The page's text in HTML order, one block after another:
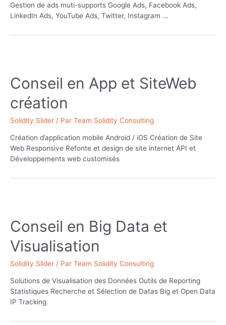
Gestion de ads muti-supports Google Ads, Facebook Ads,
LinkedIn Ads, YouTube Ads, Twitter, Instagram …
Conseil en App et SiteWeb
création
Solidity Slider / Par Team Solidity Consulting
Création d’application mobile Android / iOS Création de Site
Web Responsive Refonte et design de site internet API et
Développements web customisés
Conseil en Big Data et
Visualisation
Solidity Slider / Par Team Solidity Consulting
Solutions de Visualisation des Données Outils de Reporting
Statistiques Recherche et Sélection de Datas Big et Open Data
IP Tracking